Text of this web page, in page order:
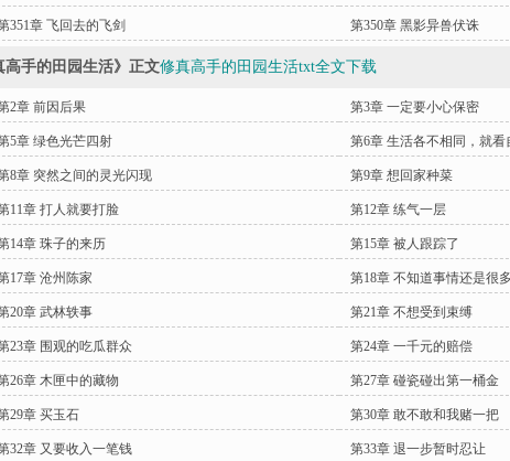
351章 飞回去的飞剑 第350章 黑影异兽伏诛
高手的田园生活》正文修真高手的田园生活txt全文下载
2章 前因后果 第3章 一定要小心保密
5章 绿色光芒四射 第6章 生活各不相同，就看
8章 突然之间的灵光闪现 第9章 想回家种菜
11章 打人就要打脸 第12章 练气一层
14章 珠子的来历 第15章 被人跟踪了
17章 沧州陈家 第18章 不知道事情还是很多
20章 武林轶事 第21章 不想受到束缚
23章 围观的吃瓜群众 第24章 一千元的赔偿
26章 木匣中的藏物 第27章 碰瓷碰出第一桶金
29章 买玉石 第30章 敢不敢和我赌一把
32章 又要收入一笔钱 第33章 退一步暂时忍让